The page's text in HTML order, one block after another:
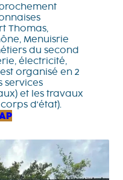
Thomas,
Menuisrie
du second
électricité,
organisé en 2
services
et les travaux
d'état).